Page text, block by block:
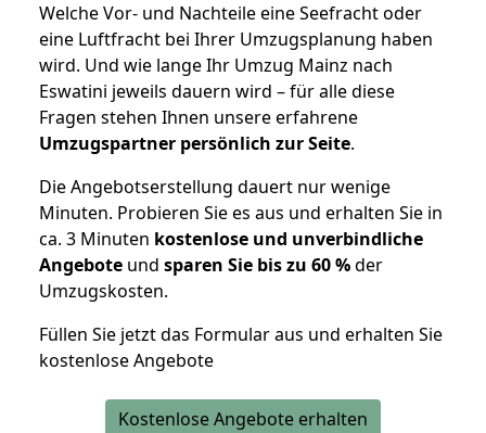
Welche Vor- und Nachteile eine Seefracht oder
eine Luftfracht bei Ihrer Umzugsplanung haben
wird. Und wie lange Ihr Umzug Mainz nach
Eswatini jeweils dauern wird – für alle diese
Fragen stehen Ihnen unsere erfahrene
Umzugspartner persönlich zur Seite.
Die Angebotserstellung dauert nur wenige
Minuten. Probieren Sie es aus und erhalten Sie in
ca. 3 Minuten kostenlose und unverbindliche
Angebote und sparen Sie bis zu 60 %der
Umzugskosten.
Füllen Sie jetzt das Formular aus und erhalten Sie
kostenlose Angebote
Kostenlose Angebote erhalten